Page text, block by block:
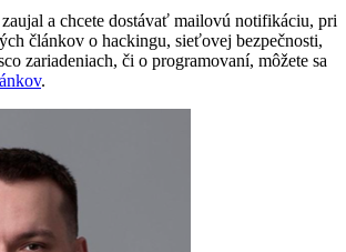
a chcete dostávať mailovú notifikáciu, pri
článkov o hackingu, sieťovej bezpečnosti,
zariadeniach, či o programovaní, môžete sa
.